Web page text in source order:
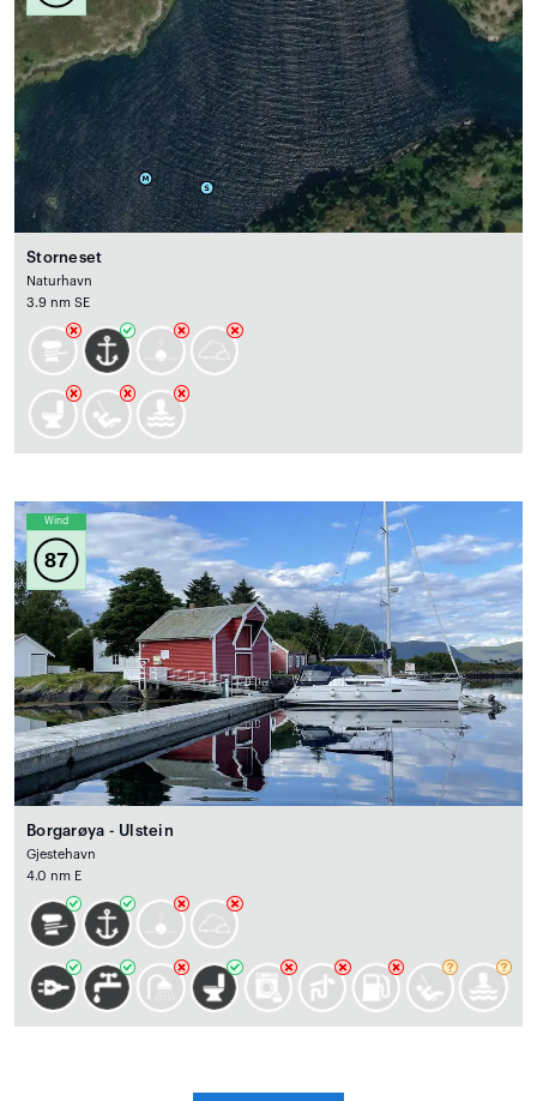
Storneset
Naturhavn
3.9 nm SE
Wind
87
Borgarøya - Ulstein
Gjestehavn
4.0 nm E